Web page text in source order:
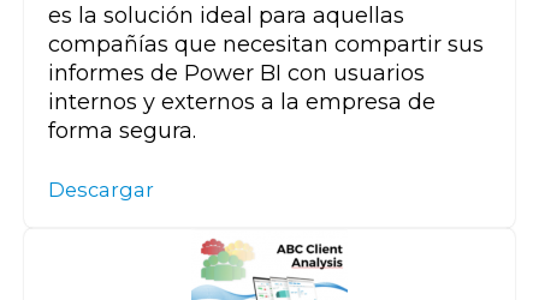
es la solución ideal para aquellas
compañías que necesitan compartir sus
informes de Power BI con usuarios
internos y externos a la empresa de
forma segura.
Descargar